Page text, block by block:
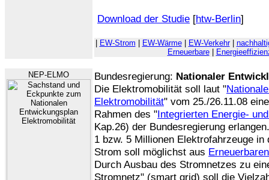
Download der Studie [htw-Berlin]
EW-Strom EW-Wärme| EW-Verkehr|
Erneuerbare|
NEP-ELMO Bundesregierung: Nationaler
Die Elektromobilität soll laut "
Elektromobilität" vom 25./26.11.08
Rahmen des "Integrierten Energie-
Kap.26) der Bundesregierung
1 bzw. 5 Millionen Elektrofahrzeuge
Strom soll möglichst aus
Durch Ausbau des Stromnetzes zu
Stromnetz" (smart grid) soll die